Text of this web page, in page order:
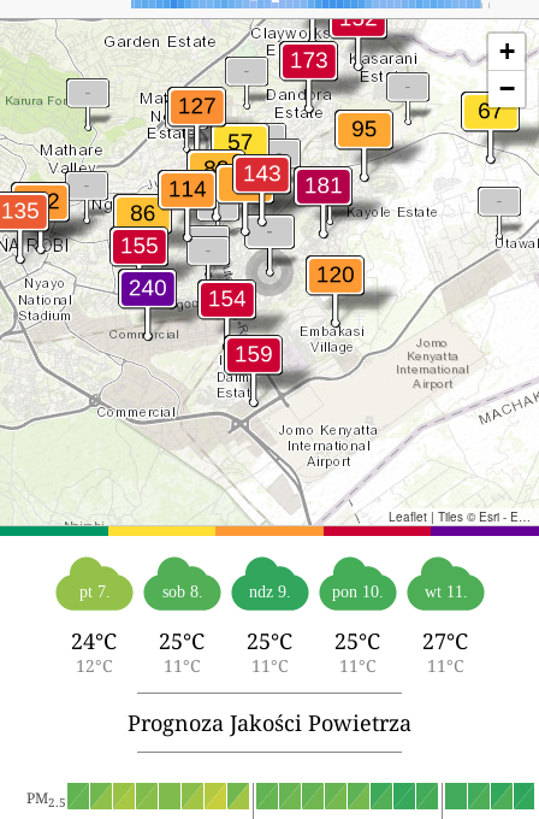
+
−
Leaflet | Tiles © Esri - Esri, DeLorme, NAVTEQ, TomTom, Intermap, iPC, USGS, FAO, NPS, NRCAN, GeoBase, Kadaster NL, Ordnance Survey, Esri Japan, METI, Esri China (Hong Kong), and the GIS User Community
pt 7.
24°C
12°C
sob 8.
25°C
11°C
ndz 9.
25°C
11°C
pon 10.
25°C
11°C
wt 11.
27°C
11°C
Prognoza Jakości Powietrza
PM2.5